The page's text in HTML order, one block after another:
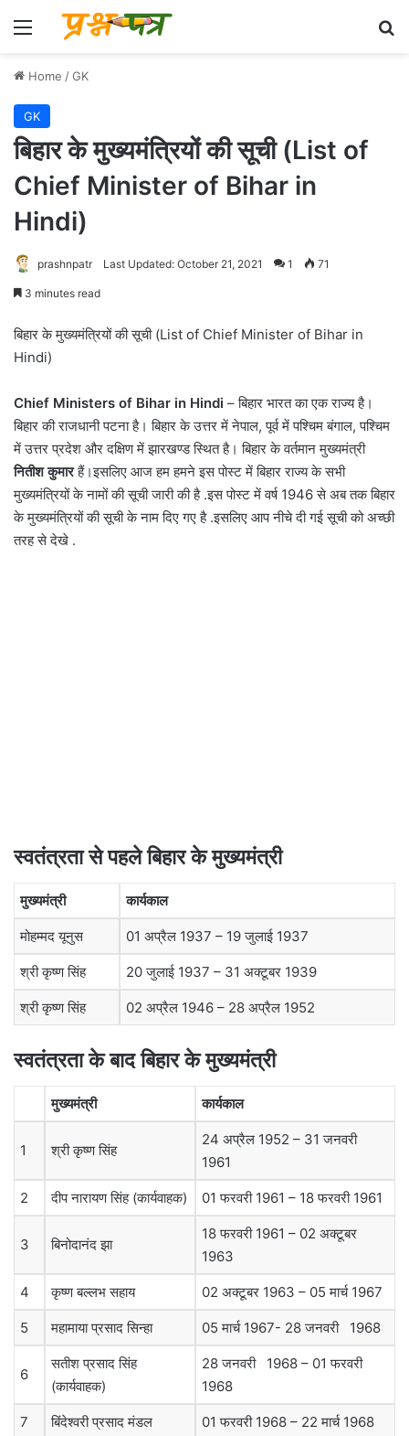
Menu
Home /GK
GK
बिहार के मुख्यमंत्रियों की सूची (List of
Chief Minister of Bihar in
Hindi)
prashnpatr Last Updated: October 21, 2021 1 71
3 minutes read
बिहार के मुख्यमंत्रियों की सूची (List of Chief Minister of Bihar in
Hindi)
Chief Ministers of Bihar in Hindi – बिहार भारत का एक राज्य है।
बिहार की राजधानी पटना है। बिहार के उत्तर में नेपाल, पूर्व में पश्चिम बंगाल, पश्चिम
में उत्तर प्रदेश और दक्षिण में झारखण्ड स्थित है। बिहार के वर्तमान मुख्यमंत्री
नितीश कुमारहैं।इसलिए आज हम हमने इस पोस्‍ट में बिहार राज्‍य के सभी
मुख्यमंत्रियों के नामों की सूची जारी की है .इस पोस्‍ट में वर्ष 1946 से अब तक बिहार
के मुख्यमंत्रियों की सूची के नाम दिए गए है .इसलिए आप नीचे दी गई सूची को अच्छी
तरह से देखे .
स्वतंत्रता से पहले बिहार के मुख्यमंत्री
मुख्यमंत्री कार्यकाल
मोहम्मद यूनुस 01 अप्रैल 1937 – 19 जुलाई 1937
श्री कृष्ण सिंह 20 जुलाई 1937 – 31 अक्टूबर 1939
श्री कृष्ण सिंह 02 अप्रैल 1946 – 28 अप्रैल 1952
स्वतंत्रता के बाद बिहार के मुख्यमंत्री
मुख्यमंत्री कार्यकाल
1 श्री कृष्ण सिंह
24 अप्रैल 1952 – 31 जनवरी
1961
2 दीप नारायण सिंह (कार्यवाहक) 01 फरवरी 1961 – 18 फरवरी 1961
3 बिनोदानंद झा
18 फरवरी 1961 – 02 अक्टूबर
1963
4 कृष्ण बल्लभ सहाय 02 अक्टूबर 1963 – 05 मार्च 1967
5 महामाया प्रसाद सिन्हा 05 मार्च 1967- 28 जनवरी 1968
6
सतीश प्रसाद सिंह
(कार्यवाहक)
28 जनवरी 1968 – 01 फरवरी
1968
7 बिंदेश्वरी प्रसाद मंडल 01 फरवरी 1968 – 22 मार्च 1968